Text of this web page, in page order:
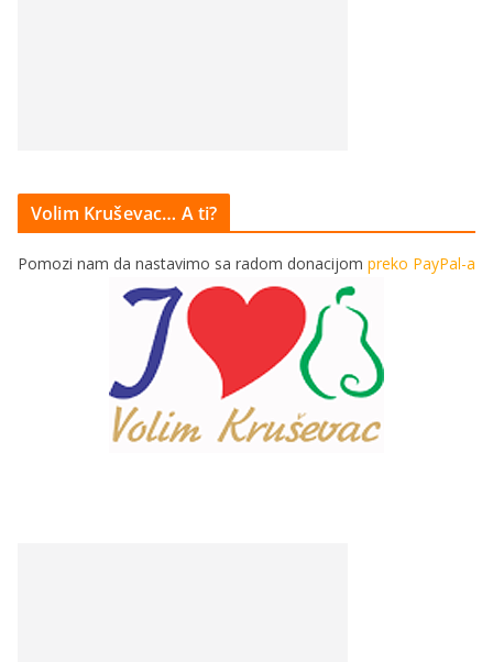
Volim Kruševac… A ti?
Pomozi nam da nastavimo sa radom donacijom preko PayPal-a